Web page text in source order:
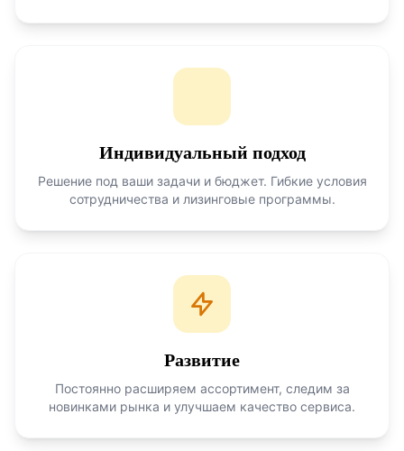
Индивидуальный подход
Решение под ваши задачи и бюджет. Гибкие условия
сотрудничества и лизинговые программы.
Развитие
Постоянно расширяем ассортимент, следим за
новинками рынка и улучшаем качество сервиса.